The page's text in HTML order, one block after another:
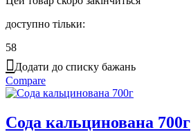
доступно тільки:
58
Додати до списку бажань
Compare
Сода кальцинована 700г